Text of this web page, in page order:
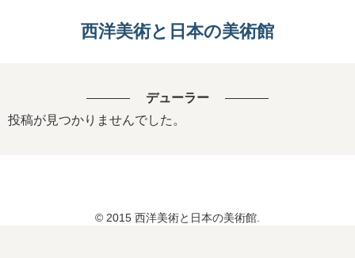
西洋美術と日本の美術館
デューラー
投稿が見つかりませんでした。
© 2015 西洋美術と日本の美術館.